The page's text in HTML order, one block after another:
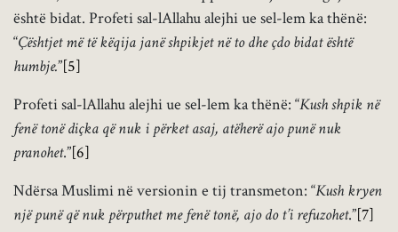
është bidat. Profeti sal-lAllahu alejhi ue sel-lem ka thënë:
“Çështjet më të këqija janë shpikjet në to dhe çdo bidat është
humbje.”[5]
Profeti sal-lAllahu alejhi ue sel-lem ka thënë: “Kush shpik në
fenë tonë diçka që nuk i përket asaj, atëherë ajo punë nuk
pranohet.”[6]
Ndërsa Muslimi në versionin e tij transmeton: “Kush kryen
një punë që nuk përputhet me fenë tonë, ajo do t’i refuzohet.”[7]